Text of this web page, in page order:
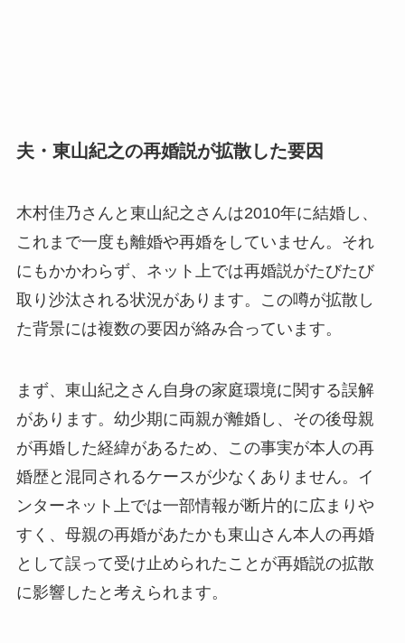
夫・東山紀之の再婚説が拡散した要因
木村佳乃さんと東山紀之さんは2010年に結婚し、
これまで一度も離婚や再婚をしていません。それ
にもかかわらず、ネット上では再婚説がたびたび
取り沙汰される状況があります。この噂が拡散し
た背景には複数の要因が絡み合っています。
まず、東山紀之さん自身の家庭環境に関する誤解
があります。幼少期に両親が離婚し、その後母親
が再婚した経緯があるため、この事実が本人の再
婚歴と混同されるケースが少なくありません。イ
ンターネット上では一部情報が断片的に広まりや
すく、母親の再婚があたかも東山さん本人の再婚
として誤って受け止められたことが再婚説の拡散
に影響したと考えられます。